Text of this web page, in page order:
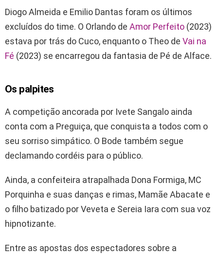
Diogo Almeida e Emilio Dantas foram os últimos
excluídos do time. O Orlando de Amor Perfeito (2023)
estava por trás do Cuco, enquanto o Theo de Vai na
Fé (2023) se encarregou da fantasia de Pé de Alface.
Os palpites
A competição ancorada por Ivete Sangalo ainda
conta com a Preguiça, que conquista a todos com o
seu sorriso simpático. O Bode também segue
declamando cordéis para o público.
Ainda, a confeiteira atrapalhada Dona Formiga, MC
Porquinha e suas danças e rimas, Mamãe Abacate e
o filho batizado por Veveta e Sereia Iara com sua voz
hipnotizante.
Entre as apostas dos espectadores sobre a